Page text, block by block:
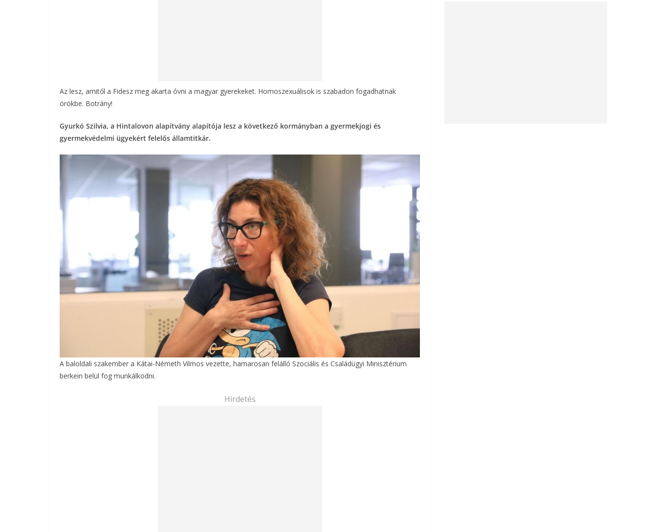
Az lesz, amitől a Fidesz meg akarta óvni a magyar gyerekeket. Homoszexuálisok is szabadon fogadhatnak
örökbe. Botrány!
Gyurkó Szilvia, a Hintalovon alapítvány alapítója lesz a következő kormányban a gyermekjogi és
gyermekvédelmi ügyekért felelős államtitkár.
A baloldali szakember a Kátai-Németh Vilmos vezette, hamarosan felálló Szociális és Családügyi Minisztérium
berkein belül fog munkálkodni.
Hirdetés